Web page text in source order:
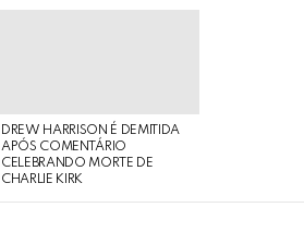
DREW HARRISON É DEMITIDA
APÓS COMENTÁRIO
CELEBRANDO MORTE DE
CHARLIE KIRK